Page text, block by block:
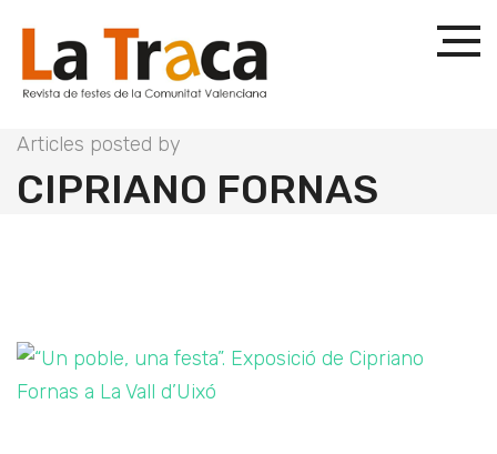
Articles posted by
CIPRIANO FORNAS